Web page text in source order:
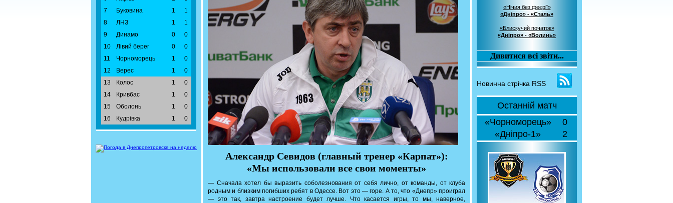
7
Буковина 1
1
8
ЛНЗ 1
1
9
Динамо 0
0
10
Лівий берег 0
0
11
Чорноморець 1
0
12
Верес 1
0
13
Колос 1
0
14
Кривбас 1
0
15
Оболонь 1
0
16
Кудрівка 1 0
Александр Севидов (главный тренер «Карпат»):
«Мы использовали все свои моменты»
— Сначала хотел бы выразить соболезнования от себя лично, от команды, от клуба
родным и близким погибших ребят в Одессе. Вот это — горе. А то, что «Днепр» проиграл
— это так, завтра настроение будет лучше. Что касается игры, то мы, наверное,
«Нічия без феєрії»
«Дніпро» - «Сталь»
«Блискучий початок»
«Дніпро» - «Волинь»
Дивитися всі звіти...
Новинна стрічка RSS
Останній матч
«Чорноморець»
0
«Дніпро-1»
2